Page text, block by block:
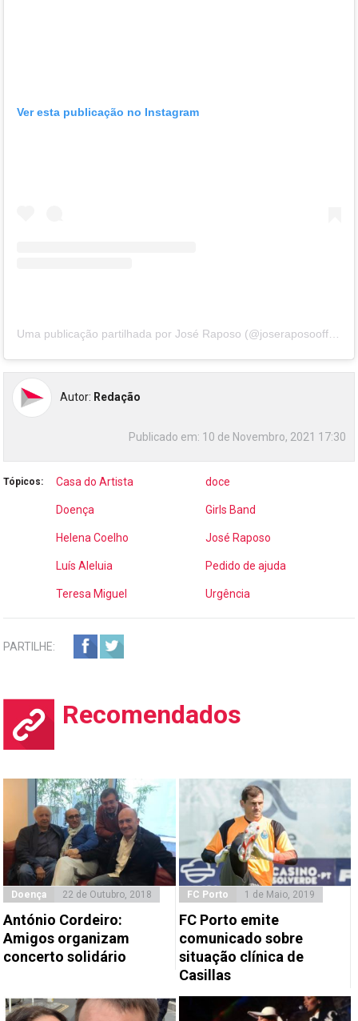
Ver esta publicação no Instagram
Autor: Redação
Publicado em: 10 de Novembro, 2021 17:30
Tópicos: Casa do Artista doce
Doença Girls Band
Helena Coelho José Raposo
Luís Aleluia Pedido de ajuda
Teresa Miguel Urgência
PARTILHE:
Recomendados
Doença 22 de Outubro, 2018
António Cordeiro:
Amigos organizam
concerto solidário
FC Porto 1 de Maio, 2019
FC Porto emite
comunicado sobre
situação clínica de
Casillas